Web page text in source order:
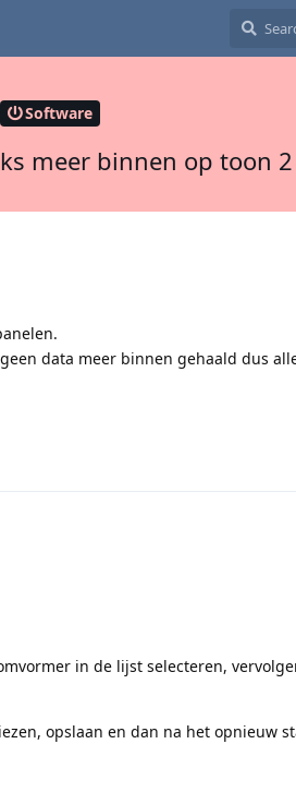
Software
meer binnen op toon 2
data meer binnen gehaald dus
in de lijst selecteren,
opslaan en dan na het opnieuw